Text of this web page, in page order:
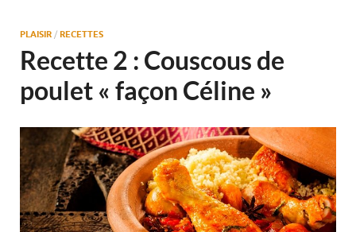
PLAISIR / RECETTES
Recette 2 : Couscous de
poulet « façon Céline »